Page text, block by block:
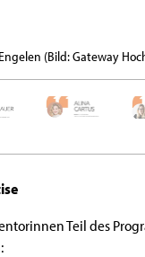
(Bild: Gateway
Teil des